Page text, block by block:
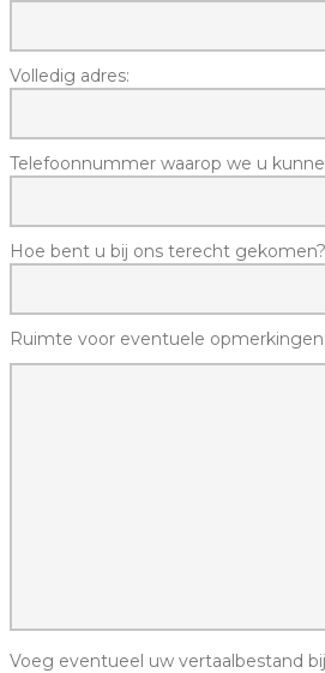
Volledig adres:
Telefoonnummer waarop we u
Hoe bent u bij ons terecht gekomen?
Ruimte voor eventuele opmerkingen:
Voeg eventueel uw vertaalbestand